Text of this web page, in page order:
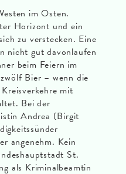
im Osten.
Horizont und ein
zu verstecken. Eine
nicht gut davonlaufen
beim Feiern im
Bier – wenn die
mit
Bei der
Andrea (Birgit
angenehm. Kein
St.
als Kriminalbeamtin